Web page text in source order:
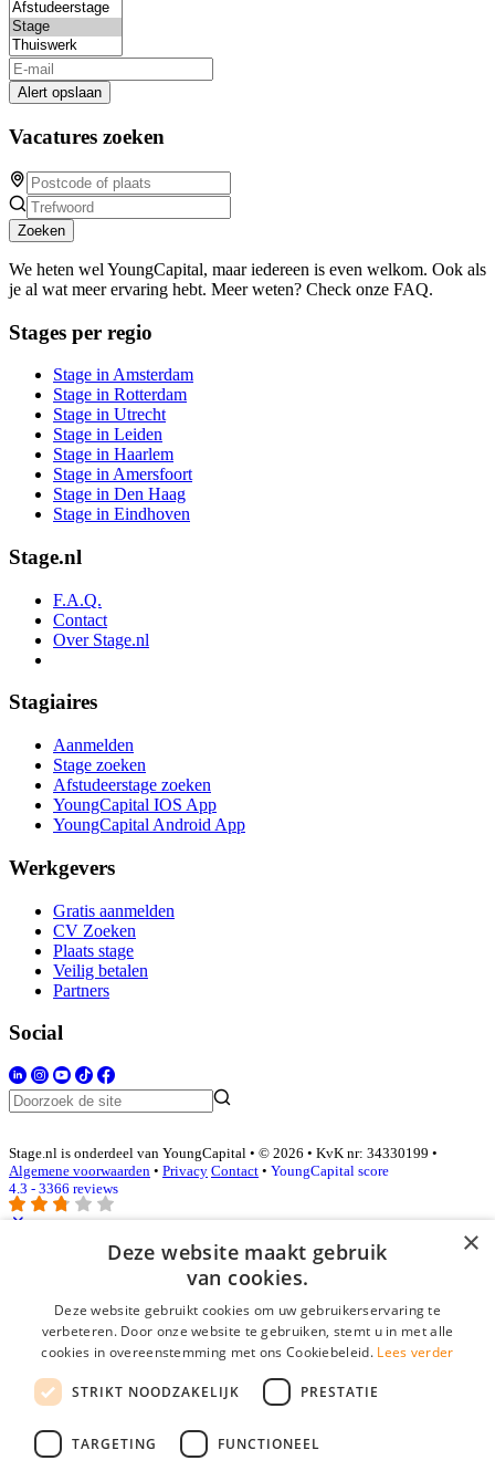
Alert opslaan
Vacatures zoeken
Zoeken
We heten wel YoungCapital, maar iedereen is even welkom. Ook als
je al wat meer ervaring hebt. Meer weten? Check onze FAQ.
Stages per regio
Stage in Amsterdam
Stage in Rotterdam
Stage in Utrecht
Stage in Leiden
Stage in Haarlem
Stage in Amersfoort
Stage in Den Haag
Stage in Eindhoven
Stage.nl
F.A.Q.
Contact
Over Stage.nl
Stagiaires
Aanmelden
Stage zoeken
Afstudeerstage zoeken
YoungCapital IOS App
YoungCapital Android App
Werkgevers
Gratis aanmelden
CV Zoeken
Plaats stage
Veilig betalen
Partners
Social
Stage.nl is onderdeel van YoungCapital • © 2026 • KvK nr: 34330199 •
Algemene voorwaarden • Privacy Contact • YoungCapital score
4.3 - 3366 reviews
Inloggen als bedrijf
E-mail*
Wachtwoord
login gegevens onthouden
login
×
Deze website maakt gebruik
van cookies.
Deze website gebruikt cookies om uw gebruikerservaring te
verbeteren. Door onze website te gebruiken, stemt u in met alle
cookies in overeenstemming met ons Cookiebeleid. Lees verder
STRIKT NOODZAKELIJK PRESTATIE
TARGETING FUNCTIONEEL